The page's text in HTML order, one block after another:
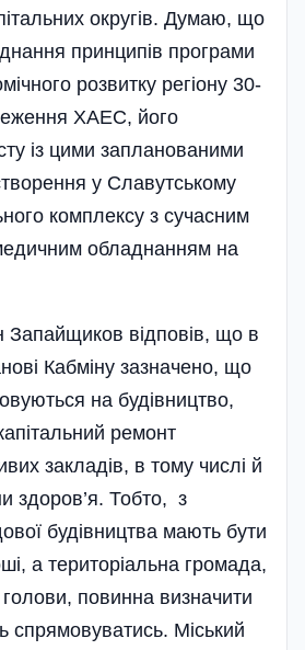
округів. Думаю, що
принципів програми
розвитку регіону 30-
ХАЕС, його
із цими запланованими
у Славутському
комплексу з сучасним
обладнанням на
Запайщиков відповів, що в
Кабміну зазначено, що
на будівництво,
ремонт
закладів, в тому числі й
здоров’я. Тобто, з
будівництва мають бути
а територіальна громада,
голови, повинна визначити
спрямовуватись. Міський